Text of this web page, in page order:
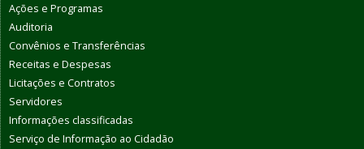
Ações e Programas
Auditoria
Convênios e Transferências
Receitas e Despesas
Licitações e Contratos
Servidores
Informações classificadas
Serviço de Informação ao Cidadão